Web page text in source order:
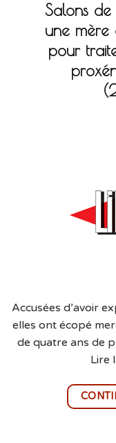
Salons de
une mère
pour
Accusées d’avoir
elles ont écopé
de quatre ans de
Lire